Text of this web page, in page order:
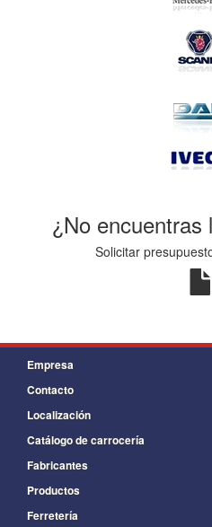
¿No encuentras
Solicitar
Empresa
Contacto
Localización
Catálogo de carrocería
Fabricantes
Productos
Ferretería